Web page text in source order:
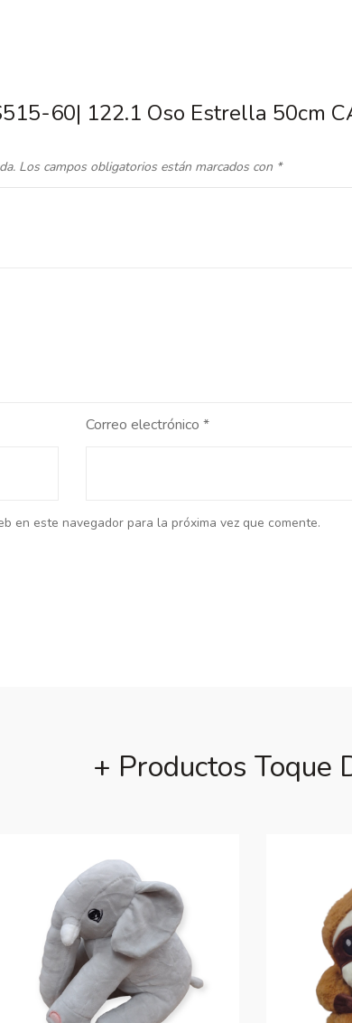
60| 122.1 Oso Estrella 50cm
Los campos obligatorios están marcados con *
Correo electrónico *
en este navegador para la próxima vez que comente.
+ Productos Toque